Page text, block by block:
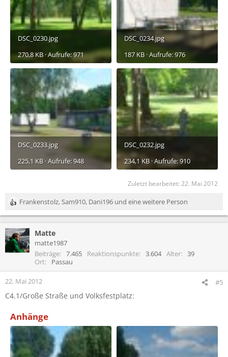
DSC_0230.jpg
270,8 KB · Aufrufe: 971
DSC_0234.jpg
187 KB · Aufrufe: 976
DSC_0233.jpg
225,1 KB · Aufrufe: 948
DSC_0232.jpg
234,1 KB · Aufrufe: 910
Zuletzt bearbeitet: 22. Mai 2012
R
e
k
t
i
n
e
:
Frankenstolz,Sam910, Dani196 und eine weitere Person
Matte
matte1987
Beiträge
7.465 Reaktionspunkte 3.604 Alter
39
Ort
Passau
22. Mai 2012 #5
C4.1/Große Straße und Volksfestplatz:
Anhänge